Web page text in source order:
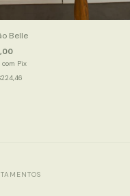
Belle
com Pix